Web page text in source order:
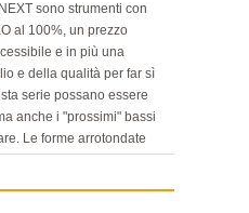
sono strumenti con
al 100%, un prezzo
e in più una
e della qualità per far sì
serie possano essere
anche i "prossimi" bassi
Le forme arrotondate